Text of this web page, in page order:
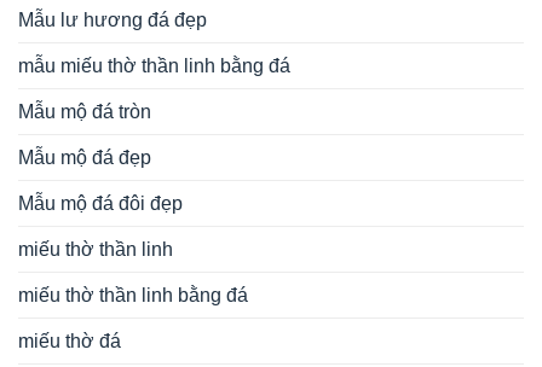
Mẫu lư hương đá đẹp
mẫu miếu thờ thần linh bằng đá
Mẫu mộ đá tròn
Mẫu mộ đá đẹp
Mẫu mộ đá đôi đẹp
miếu thờ thần linh
miếu thờ thần linh bằng đá
miếu thờ đá